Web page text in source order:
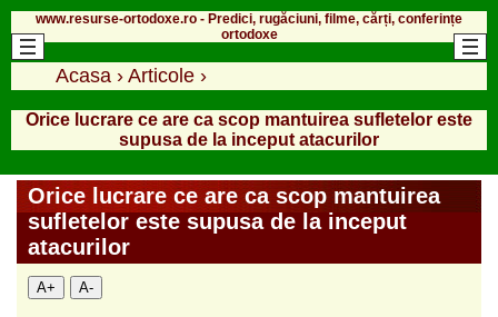
www.resurse-ortodoxe.ro - Predici, rugăciuni, filme, cărți, conferințe
ortodoxe
Acasa › Articole ›
Orice lucrare ce are ca scop mantuirea sufletelor este
supusa de la inceput atacurilor
Orice lucrare ce are ca scop mantuirea
sufletelor este supusa de la inceput
atacurilor
A+ A-